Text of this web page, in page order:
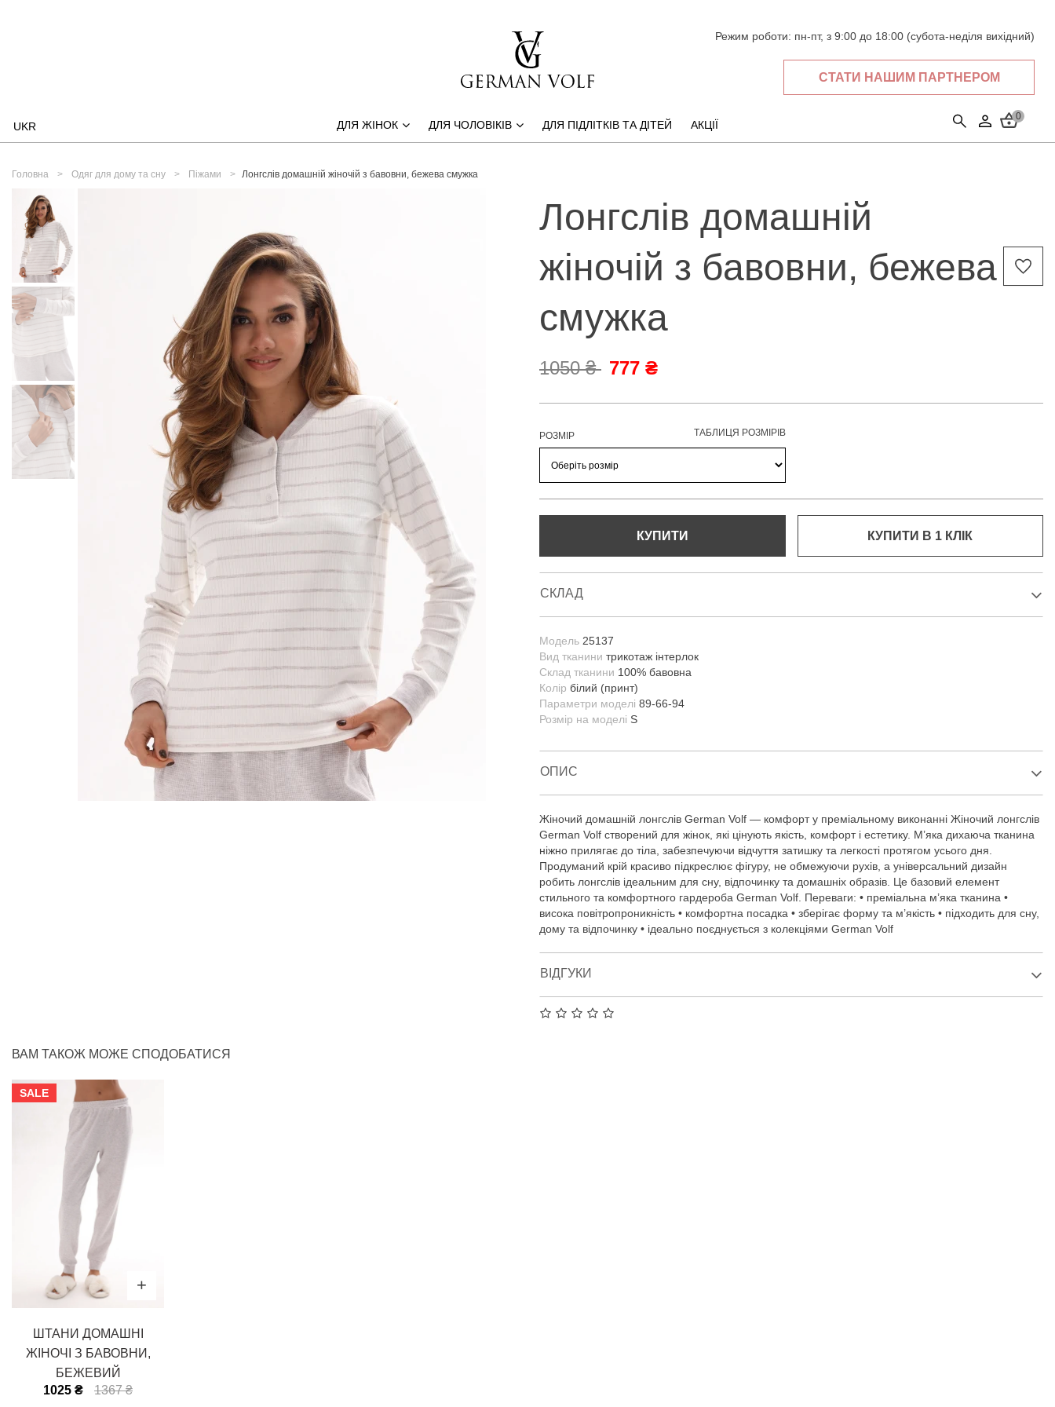
UKR
Режим роботи: пн-пт, з 9:00 до 18:00 (субота-неділя вихідний)
СТАТИ НАШИМ ПАРТНЕРОМ
0
ДЛЯ ЖІНОК ДЛЯ ЧОЛОВІКІВ ДЛЯ ПІДЛІТКІВ ТА ДІТЕЙ АКЦІЇ
Головна Одяг для дому та сну Піжами Лонгслів домашній жіночій з бавовни, бежева смужка
Лонгслів домашній
жіночій з бавовни, бежева
смужка
1050 ₴ 777 ₴
РОЗМІР ТАБЛИЦЯ РОЗМІРІВ
КУПИТИ КУПИТИ В 1 КЛIК
СКЛАД
Модель 25137
Вид тканини трикотаж інтерлок
Склад тканини 100% бавовна
Колір білий (принт)
Параметри моделі 89-66-94
Розмір на моделі S
ОПИС
Жіночий домашній лонгслів German Volf — комфорт у преміальному виконанні Жіночий лонгслів
German Volf створений для жінок, які цінують якість, комфорт і естетику. М’яка дихаюча тканина
ніжно прилягає до тіла, забезпечуючи відчуття затишку та легкості протягом усього дня.
Продуманий крій красиво підкреслює фігуру, не обмежуючи рухів, а універсальний дизайн
робить лонгслів ідеальним для сну, відпочинку та домашніх образів. Це базовий елемент
стильного та комфортного гардероба German Volf. Переваги: • преміальна м’яка тканина •
висока повітропроникність • комфортна посадка • зберігає форму та м’якість • підходить для сну,
дому та відпочинку • ідеально поєднується з колекціями German Volf
ВІДГУКИ
ВАМ ТАКОЖ МОЖЕ СПОДОБАТИСЯ
SALE
ШТАНИ ДОМАШНІ
ЖІНОЧІ З БАВОВНИ,
БЕЖЕВИЙ
1025 ₴
1367 ₴